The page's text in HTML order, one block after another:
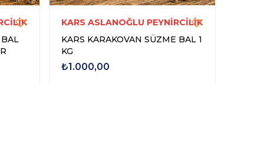
KARS ASLANOĞLU PEYNİRCİLİK
KARS KARAKOVAN SÜZME BAL 1
KG
₺1.000,00